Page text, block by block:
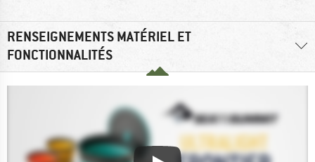
RENSEIGNEMENTS MATÉRIEL ET
FONCTIONNALITÉS